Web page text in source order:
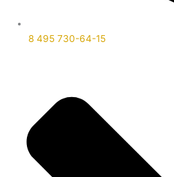
8 495 730-64-15